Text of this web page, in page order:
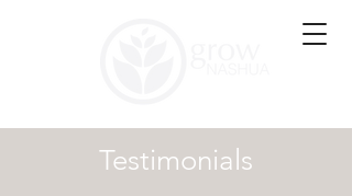
Testimonials